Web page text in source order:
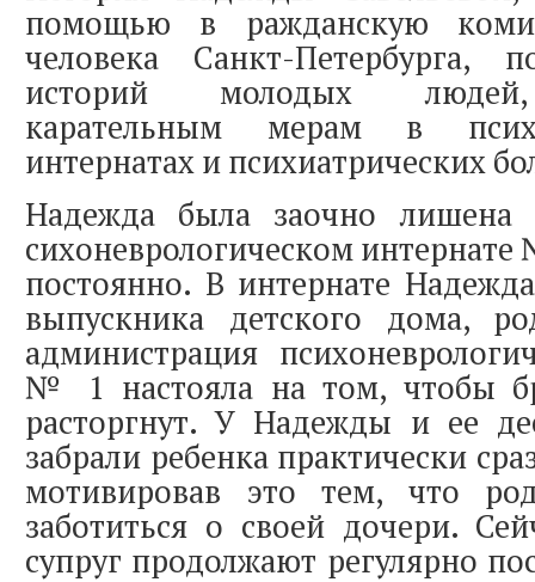
помощью в ражданскую
человека Санкт-Петербурга,
историй молодых людей,
карательным мерам в
интернатах и психиатрических
Надежда была заочно лишена
сихоневрологическом
постоянно. В интернате
выпускника детского дома,
администрация
№ 1 настояла на том, чтобы
расторгнут. У Надежды и ее
забрали ребенка практически
мотивировав это тем, что
заботиться о своей дочери.
супруг продолжают регулярно